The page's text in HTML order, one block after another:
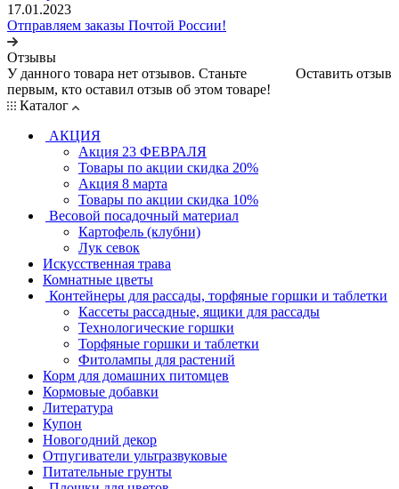
17.01.2023
Отправляем заказы Почтой России!
Отзывы
Оставить отзыв
У данного товара нет отзывов. Станьте
первым, кто оставил отзыв об этом товаре!
Каталог
АКЦИЯ
Акция 23 ФЕВРАЛЯ
Товары по акции скидка 20%
Акция 8 марта
Товары по акции скидка 10%
Весовой посадочный материал
Картофель (клубни)
Лук севок
Искусственная трава
Комнатные цветы
Контейнеры для рассады, торфяные горшки и таблетки
Кассеты рассадные, ящики для рассады
Технологические горшки
Торфяные горшки и таблетки
Фитолампы для растений
Корм для домашних питомцев
Кормовые добавки
Литература
Купон
Новогодний декор
Отпугиватели ультразвуковые
Питательные грунты